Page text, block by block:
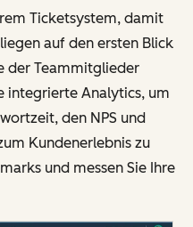
Ticketsystem, damit
auf den ersten Blick
der Teammitglieder
integrierte Analytics, um
den NPS und
Kundenerlebnis zu
und messen Sie Ihre